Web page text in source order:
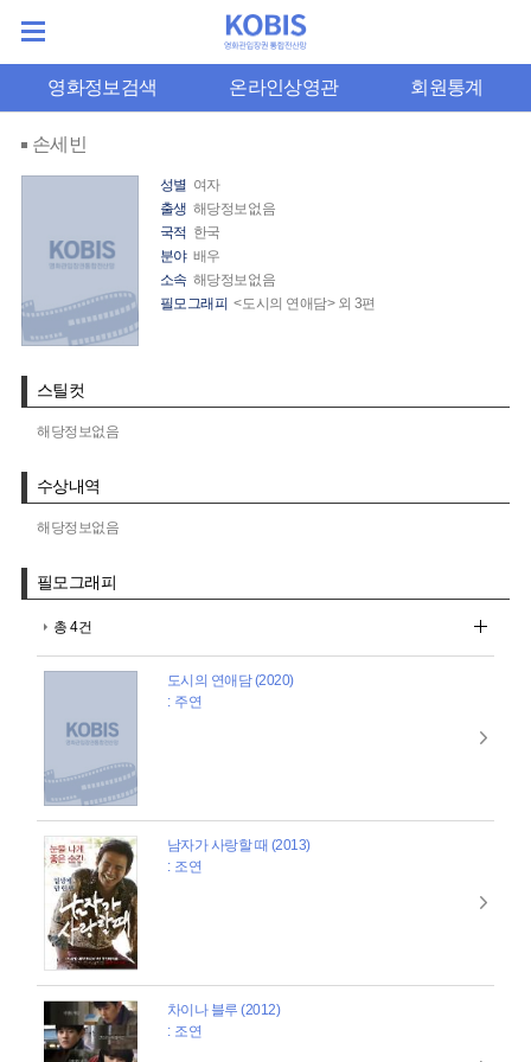
영화정보검색 온라인상영관 회원통계
손세빈
성별 여자
출생 해당정보없음
국적 한국
분야 배우
소속 해당정보없음
필모그래피 <도시의 연애담> 외 3편
스틸컷
해당정보없음
수상내역
해당정보없음
필모그래피
총 4건
도시의 연애담 (2020)
: 주연
남자가 사랑할 때 (2013)
: 조연
차이나 블루 (2012)
: 조연